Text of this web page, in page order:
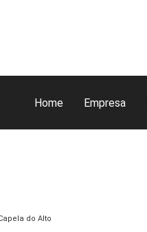
Home Empresa
do Alto